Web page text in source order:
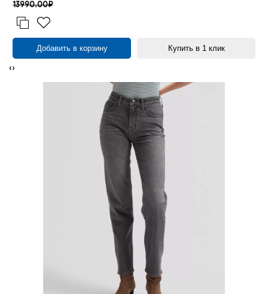
13990.00₽
Добавить в корзину Купить в 1 клик
‹›